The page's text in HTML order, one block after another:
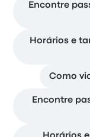
Encontre
Horários e
Como
Encontre